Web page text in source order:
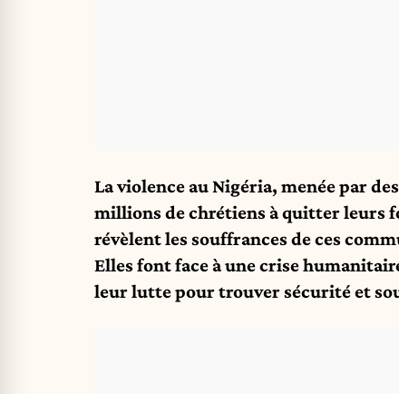
La violence au Nigéria, menée par
millions de chrétiens à quitter leurs
révèlent les souffrances de ces
Elles font face à une crise
leur lutte pour trouver sécurité et